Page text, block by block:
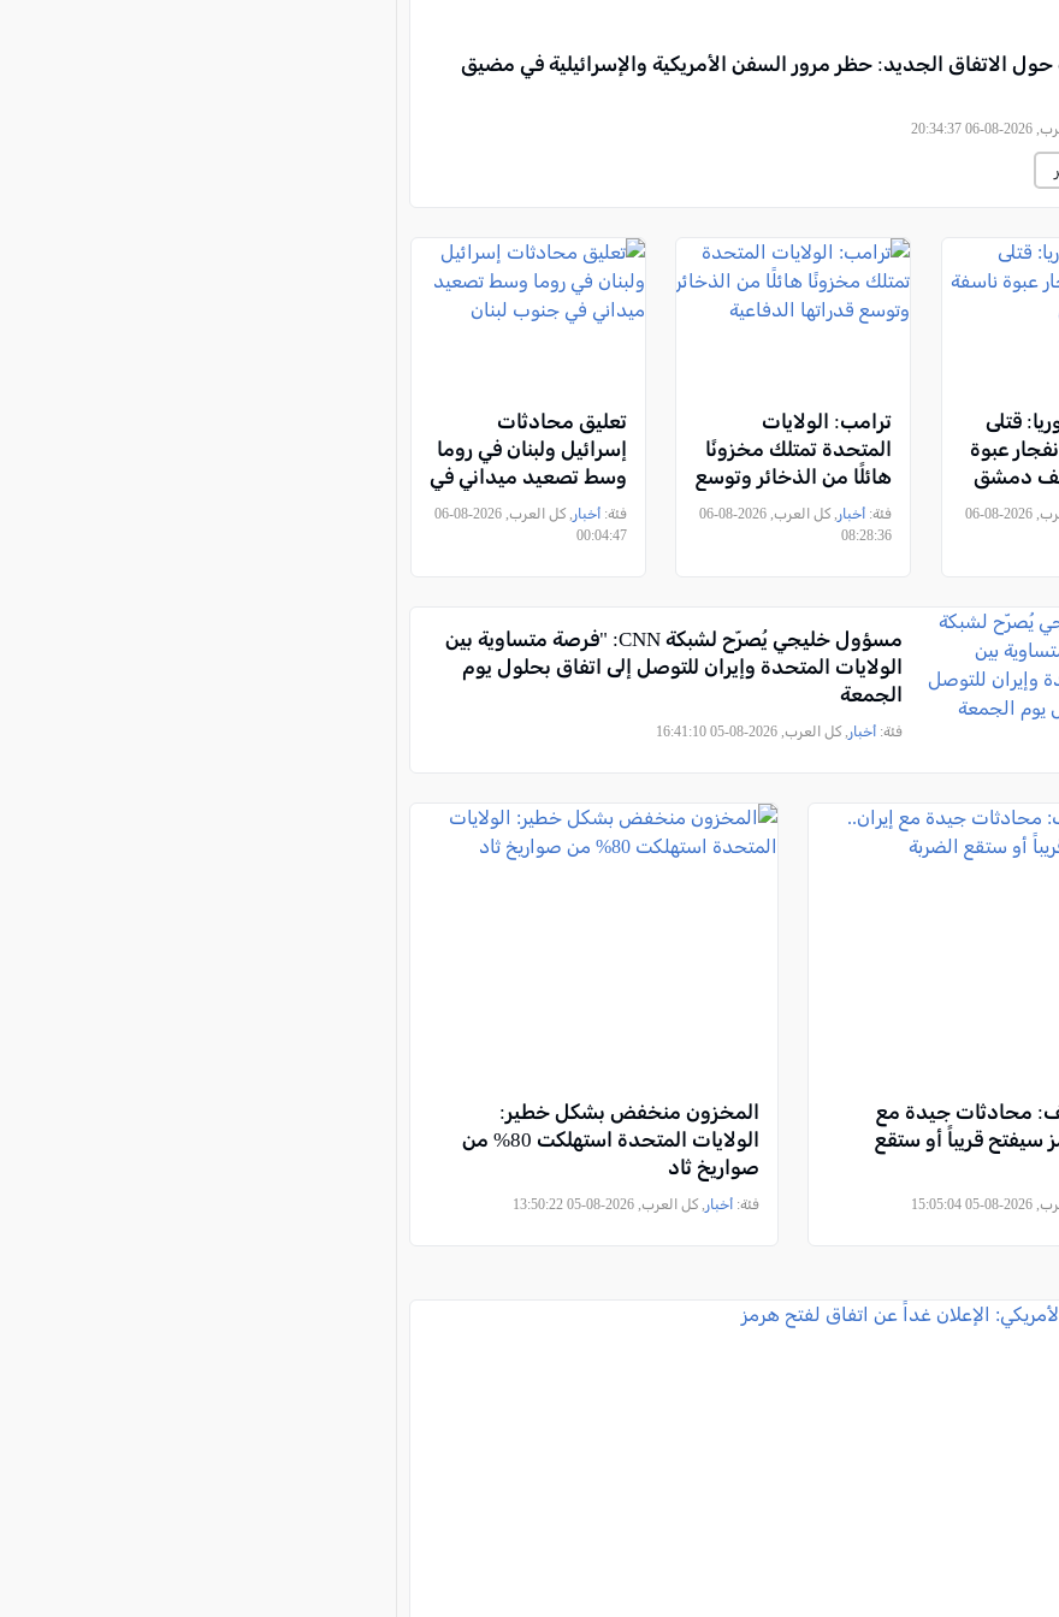
حول الاتفاق الجديد: حظر مرور السفن الأمريكية والإسرائيلية في مضيق
20:34:37
قتلى
عبوة
دمشق
, كل العرب, 2026-08-06
ترامب: الولايات
المتحدة تمتلك مخزونًا
هائلًا من الذخائر وتوسع
قدراتها الدفاعية
فئة: أخبار
, كل العرب, 2026-08-06
08:28:36
تعليق محادثات
إسرائيل ولبنان في روما
وسط تصعيد ميداني في
جنوب لبنان
فئة:أخبار
, كل العرب, 2026-08-06
00:04:47
مسؤول خليجي يُصرّح لشبكة CNN: "فرصة متساوية بين
الولايات المتحدة وإيران للتوصل إلى اتفاق بحلول يوم
الجمعة
فئة: أخبار , كل العرب, 2026-08-05 16:41:10
محادثات جيدة مع
سيفتح قريباً أو ستقع
15:05:04
المخزون منخفض بشكل خطير:
الولايات المتحدة استهلكت 80% من
صواريخ ثاد
فئة: أخبار , كل العرب, 2026-08-05 13:50:22